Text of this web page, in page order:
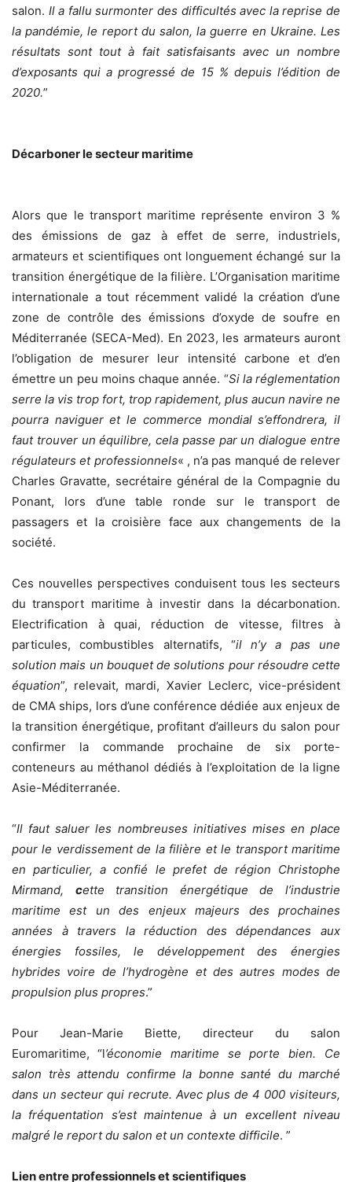
salon. Il a fallu surmonter des difficultés avec la reprise de
la pandémie, le report du salon, la guerre en Ukraine. Les
résultats sont tout à fait satisfaisants avec un nombre
d’exposants qui a progressé de 15 % depuis l’édition de
2020.”
Décarboner le secteur maritime
Alors que le transport maritime représente environ 3 %
des émissions de gaz à effet de serre, industriels,
armateurs et scientifiques ont longuement échangé sur la
transition énergétique de la filière. L’Organisation maritime
internationale a tout récemment validé la création d’une
zone de contrôle des émissions d’oxyde de soufre en
Méditerranée (SECA-Med). En 2023, les armateurs auront
l’obligation de mesurer leur intensité carbone et d’en
émettre un peu moins chaque année. “Si la réglementation
serre la vis trop fort, trop rapidement, plus aucun navire ne
pourra naviguer et le commerce mondial s’effondrera, il
faut trouver un équilibre, cela passe par un dialogue entre
régulateurs et professionnels« , n’a pas manqué de relever
Charles Gravatte, secrétaire général de la Compagnie du
Ponant, lors d’une table ronde sur le transport de
passagers et la croisière face aux changements de la
société.
Ces nouvelles perspectives conduisent tous les secteurs
du transport maritime à investir dans la décarbonation.
Electrification à quai, réduction de vitesse, filtres à
particules, combustibles alternatifs, “il n’y a pas une
solution mais un bouquet de solutions pour résoudre cette
équation”, relevait, mardi, Xavier Leclerc, vice-président
de CMA ships, lors d’une conférence dédiée aux enjeux de
la transition énergétique, profitant d’ailleurs du salon pour
confirmer la commande prochaine de six porte-
conteneurs au méthanol dédiés à l’exploitation de la ligne
Asie-Méditerranée.
“Il faut saluer les nombreuses initiatives mises en place
pour le verdissement de la filière et le transport maritime
en particulier, a confié le prefet de région Christophe
Mirmand, cette transition énergétique de l’industrie
maritime est un des enjeux majeurs des prochaines
années à travers la réduction des dépendances aux
énergies fossiles, le développement des énergies
hybrides voire de l’hydrogène et des autres modes de
propulsion plus propres.”
Pour Jean-Marie Biette, directeur du salon
Euromaritime, “l’économie maritime se porte bien. Ce
salon très attendu confirme la bonne santé du marché
dans un secteur qui recrute. Avec plus de 4 000 visiteurs,
la fréquentation s’est maintenue à un excellent niveau
malgré le report du salon et un contexte difficile. ”
Lien entre professionnels et scientifiques